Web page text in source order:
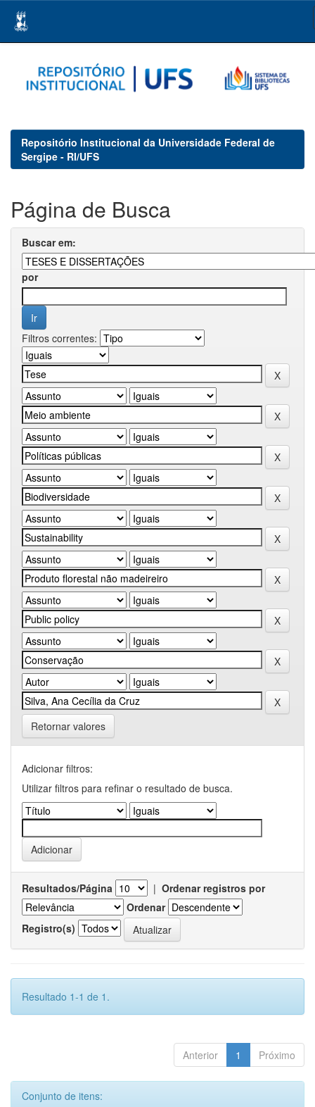
navigation
Repositório Institucional da Universidade Federal de
Sergipe - RI/UFS
Página de Busca
Buscar em:
por
Filtros correntes:
Retornar valores
Adicionar filtros:
Utilizar filtros para refinar o resultado de busca.
Resultados/Página | Ordenar registros por
Ordenar
Registro(s)
Resultado 1-1 de 1.
Anterior 1 Próximo
Conjunto de itens: